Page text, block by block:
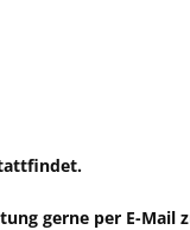
gerne per E-Mail